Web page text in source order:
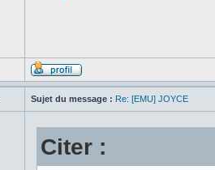
Sujet du message : Re: [EMU] JOYCE
Citer :